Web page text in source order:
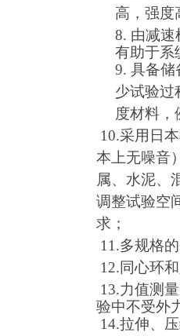
高， 强度
8. 由减
有助于系
9. 具备
少试验过
度材料，
10.采用日
本上无噪音
属、水泥、
调整试验空
求；
11.多规格
12.同心环
13.力值测
验中不受外
14.拉伸、